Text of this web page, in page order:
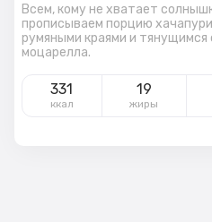
Всем, кому не хватает
прописываем порцию
румяными краями и тянущимся
моцарелла.
331
ккал
19
жиры